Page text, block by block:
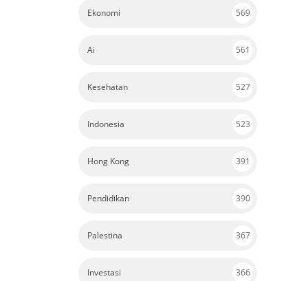
Ekonomi 569
Ai 561
Kesehatan 527
Indonesia 523
Hong Kong 391
Pendidikan 390
Palestina 367
Investasi 366